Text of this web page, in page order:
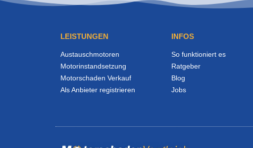
LEISTUNGEN
Austauschmotoren
Motorinstandsetzung
Motorschaden Verkauf
Als Anbieter registrieren
INFOS
So funktioniert es
Ratgeber
Blog
Jobs